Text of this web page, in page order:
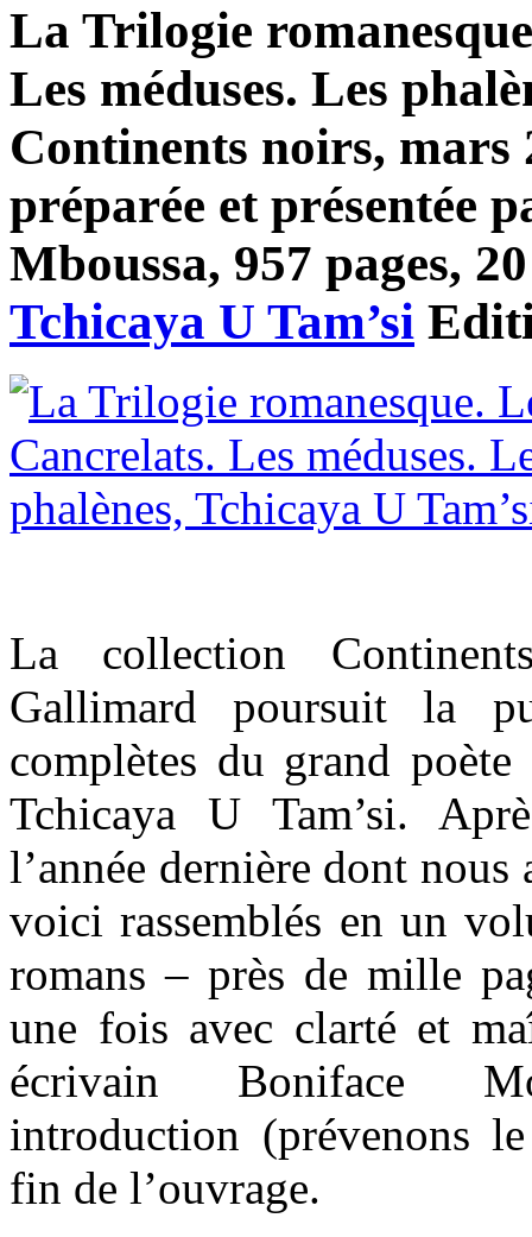
La Trilogie
Les méduses. Les
Continents noirs, mars
préparée et présentée
Mboussa, 957 pages,
Tchicaya U Tam’si
La collection
Gallimard poursuit la
complètes du grand
Tchicaya U Tam’si.
l’année dernière dont
voici rassemblés en un
romans – près de mille
une fois avec clarté et
écrivain Boniface
introduction (prévenons
fin de l’ouvrage.